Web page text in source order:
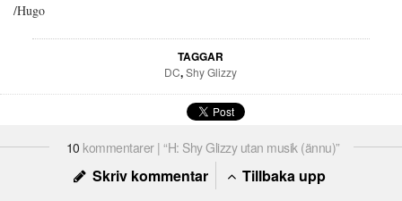
/Hugo
TAGGAR
DC,Shy Glizzy
10 kommentarer | “H: Shy Glizzy utan musik (ännu)”
Skriv kommentar Tillbaka upp